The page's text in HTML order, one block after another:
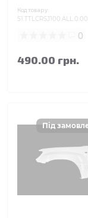
Код товару:
51.TTLCRSJ100.ALL.0.00
0
490.00 грн.